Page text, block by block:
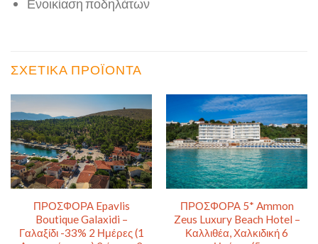
Ενοικίαση ποδηλάτων
ΣΧΕΤΙΚΆ ΠΡΟΪΌΝΤΑ
ΠΡΟΣΦΟΡΑ Epavlis
Boutique Galaxidi –
Γαλαξίδι -33% 2 Ημέρες (1
ΠΡΟΣΦΟΡΑ 5* Ammon
Zeus Luxury Beach Hotel –
Καλλιθέα, Χαλκιδική 6